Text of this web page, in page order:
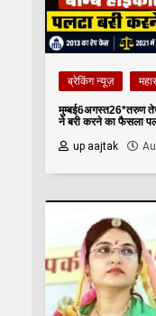
ब्रेकिंग न्यूज़
मुम्बई6अगस्त26*तरुण
ने बरी करने का फैसला
up aajtak